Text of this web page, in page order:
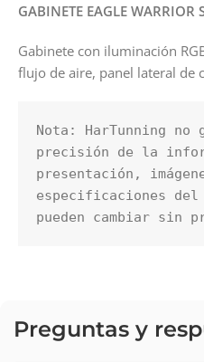
GABINETE EAGLE WARRIOR
Gabinete con iluminación
flujo de aire, panel lateral de
Nota: HarTunning
precisión de la
presentación,
especificaciones
pueden cambiar sin
Preguntas y